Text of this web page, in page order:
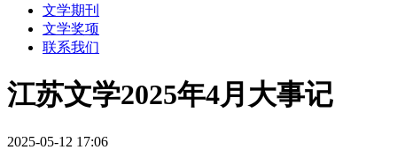
文学期刊
文学奖项
联系我们
江苏文学2025年4月大事记
2025-05-12 17:06